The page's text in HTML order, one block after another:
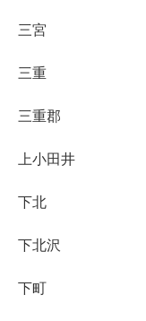
三宮
三重
三重郡
上小田井
下北
下北沢
下町